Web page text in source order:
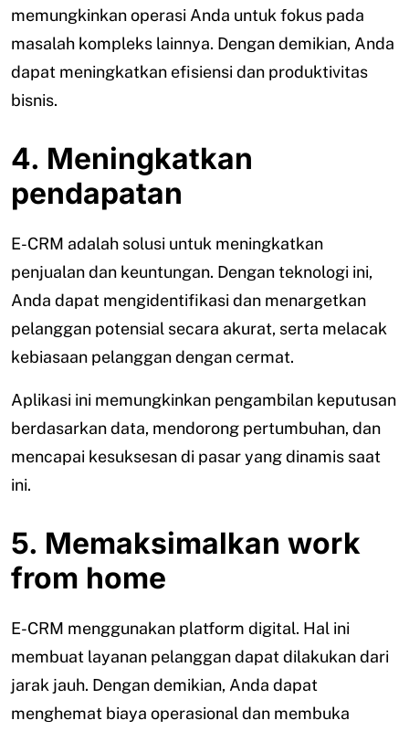
memungkinkan operasi Anda untuk fokus pada
masalah kompleks lainnya. Dengan demikian, Anda
dapat meningkatkan efisiensi dan produktivitas
bisnis.
4. Meningkatkan
pendapatan
E-CRM adalah solusi untuk meningkatkan
penjualan dan keuntungan. Dengan teknologi ini,
Anda dapat mengidentifikasi dan menargetkan
pelanggan potensial secara akurat, serta melacak
kebiasaan pelanggan dengan cermat.
Aplikasi ini memungkinkan pengambilan keputusan
berdasarkan data, mendorong pertumbuhan, dan
mencapai kesuksesan di pasar yang dinamis saat
ini.
5. Memaksimalkan work
from home
E-CRM menggunakan platform digital. Hal ini
membuat layanan pelanggan dapat dilakukan dari
jarak jauh. Dengan demikian, Anda dapat
menghemat biaya operasional dan membuka